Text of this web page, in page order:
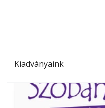
Kiadványaink